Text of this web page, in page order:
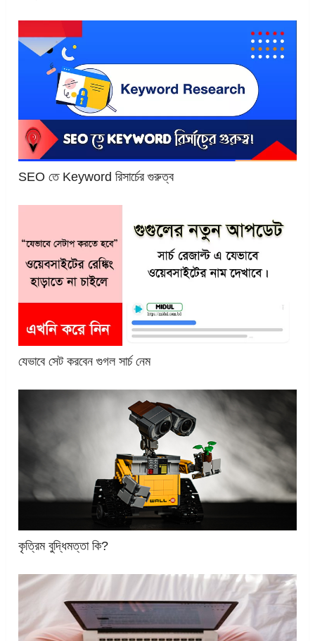
SEO তে Keyword রিসার্চের গুরুত্ব
যেভাবে সেট করবেন গুগল সার্চ নেম
কৃত্রিম বুদ্ধিমত্তা কি?